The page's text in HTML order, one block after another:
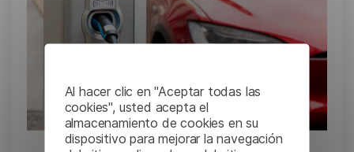
Al hacer clic en "Aceptar todas las
cookies", usted acepta el
almacenamiento de cookies en su
dispositivo para mejorar la navegación